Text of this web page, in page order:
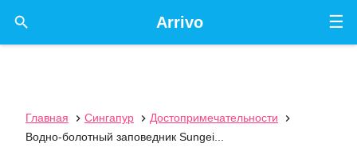
☰
Arrivo

Главная  Сингапур  Достопримечательности

Водно-болотный заповедник Sungei...